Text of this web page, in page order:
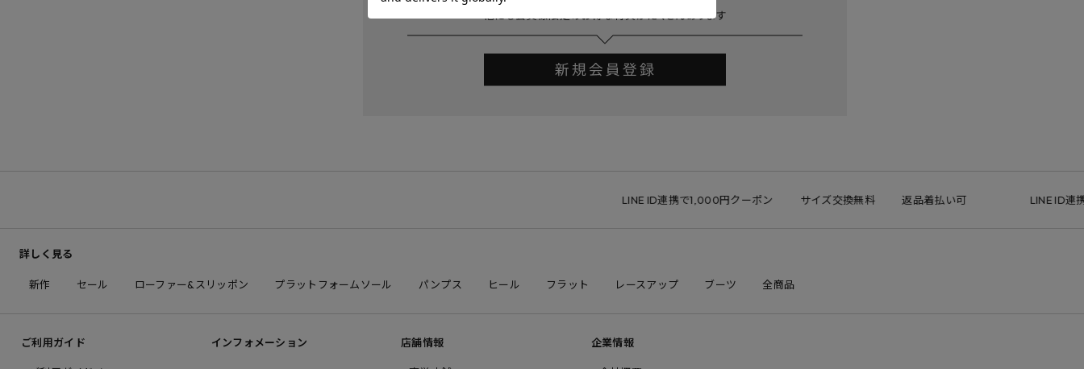
LINE ID連携で1,000円クーポン サイズ交換無料 返品着払い可 LINE ID連携で
詳しく見る
新作 セール ローファー&スリッポン プラットフォームソール パンプス ヒール フラット レースアップ ブーツ 全商品
ご利用ガイド インフォメーション 店舗情報 企業情報